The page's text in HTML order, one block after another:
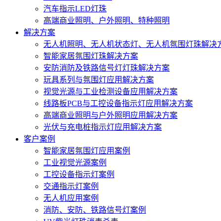
汽车指示LED灯珠
高端商业照明、户外照明、特种照明
解决方案
无人机照明、无人机状态灯、无人机氛围灯珠解决
智能家居氛围灯珠解决方案
安防消防及铁路信号灯灯珠解决方案
玩具系列与氛围灯应用解决方案
视觉光源与工业检测设备应用解决方案
线路板PCB与工控设备指示灯应用解决方案
高端商业照明与户外照明应用解决方案
光伏与充电桩指示灯应用解决方案
客户案例
智能家居氛围灯应用案例
工业视觉光源案例
工控设备指示灯案例
交通指示灯案例
无人机应用案例
消防、安防、铁路信号灯案例